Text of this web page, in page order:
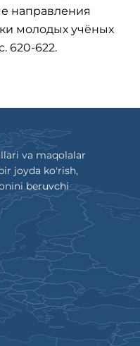
направления
молодых учёных
620-622.
va maqolalar
joyda ko'rish,
beruvchi